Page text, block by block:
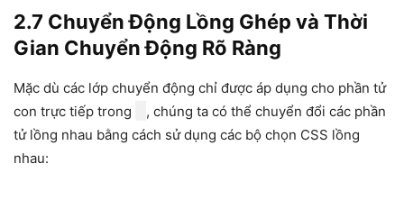
2.7 Chuyển Động Lồng Ghép và Thời
Gian Chuyển Động Rõ Ràng
Mặc dù các lớp chuyển động chỉ được áp dụng cho phần tử
con trực tiếp trong
, chúng ta có thể chuyển đổi các phần
tử lồng nhau bằng cách sử dụng các bộ chọn CSS lồng
nhau: